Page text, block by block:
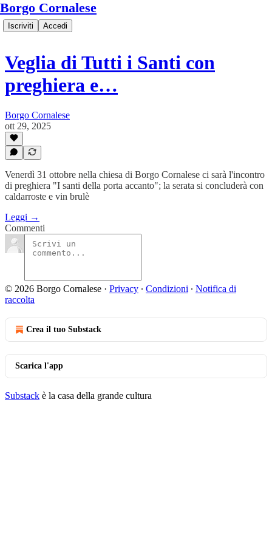
Borgo Cornalese
Iscriviti Accedi
Veglia di Tutti i Santi con
preghiera e…
Borgo Cornalese
ott 29, 2025
Venerdì 31 ottobre nella chiesa di Borgo Cornalese ci sarà l'incontro
di preghiera "I santi della porta accanto"; la serata si concluderà con
caldarroste e vin brulè
Leggi →
Commenti
© 2026 Borgo Cornalese · Privacy ∙ Condizioni ∙ Notifica di
raccolta
Crea il tuo Substack
Scarica l'app
Substack è la casa della grande cultura